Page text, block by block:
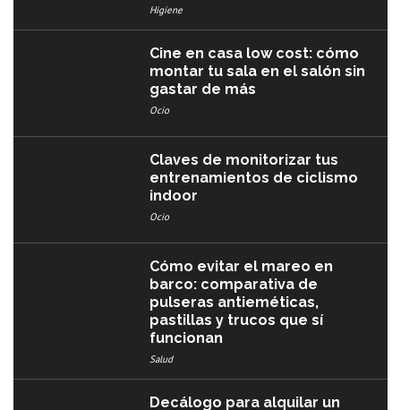
Higiene
Cine en casa low cost: cómo
montar tu sala en el salón sin
gastar de más
Ocio
Claves de monitorizar tus
entrenamientos de ciclismo
indoor
Ocio
Cómo evitar el mareo en
barco: comparativa de
pulseras antieméticas,
pastillas y trucos que sí
funcionan
Salud
Decálogo para alquilar un